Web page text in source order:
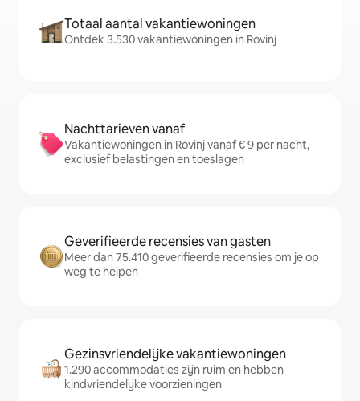
Totaal aantal vakantiewoningen
Ontdek 3.530 vakantiewoningen in Rovinj
Nachttarieven vanaf
Vakantiewoningen in Rovinj vanaf € 9 per nacht,
exclusief belastingen en toeslagen
Geverifieerde recensies van gasten
Meer dan 75.410 geverifieerde recensies om je op
weg te helpen
Gezinsvriendelijke vakantiewoningen
1.290 accommodaties zijn ruim en hebben
kindvriendelijke voorzieningen